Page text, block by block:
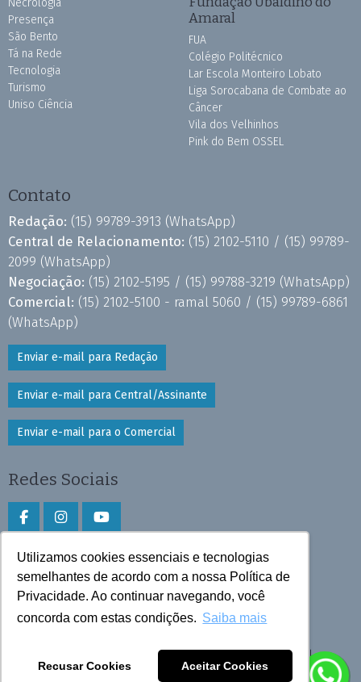
Utilizamos cookies essenciais e tecnologias
semelhantes de acordo com a nossa Política de
Privacidade. Ao continuar navegando, você
concorda com estas condições. Saiba mais
Recusar Cookies Aceitar Cookies
Necrologia
Presença
São Bento
Tá na Rede
Tecnologia
Turismo
Uniso Ciência
Amaral
FUA
Colégio Politécnico
Lar Escola Monteiro Lobato
Liga Sorocabana de Combate ao
Câncer
Vila dos Velhinhos
Pink do Bem OSSEL
Contato
Redação: (15) 99789-3913 (WhatsApp)
Central de Relacionamento: (15) 2102-5110 / (15) 99789-
2099 (WhatsApp)
Negociação: (15) 2102-5195 / (15) 99788-3219 (WhatsApp)
Comercial: (15) 2102-5100 - ramal 5060 / (15) 99789-6861
(WhatsApp)
Enviar e-mail para Redação
Enviar e-mail para Central/Assinante
Enviar e-mail para o Comercial
Redes Sociais
Faça download do aplicativo
Play Store e App Store
Todos os direitos reservados © 2026 Cruzeiro do Sul